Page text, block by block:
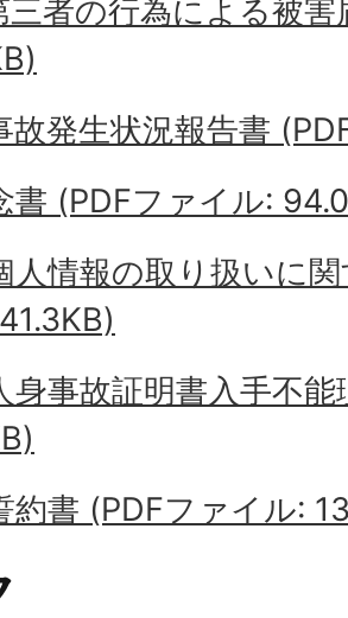
三者の行為による被
故発生状況報告書
書 (PDFファイル:
人情報の取り扱いに
身事故証明書入手不
約書 (PDFファイル: